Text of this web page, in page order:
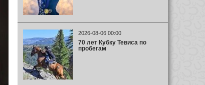
2026-08-06 00:00
70 лет Кубку Тевиса по
пробегам